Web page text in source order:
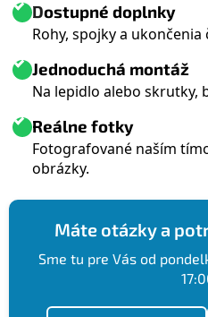
Dostupné doplnky
Rohy, spojky a ukončenia
Jednoduchá montáž
Na lepidlo alebo skrutky,
Reálne fotky
Fotografované naším
obrázky.
Máte otázky a
Sme tu pre Vás od